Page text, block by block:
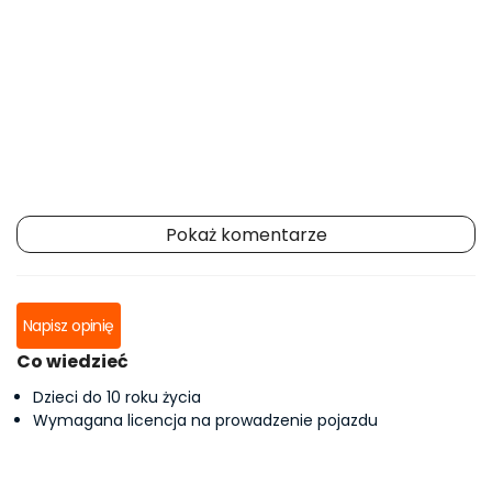
Pokaż komentarze
Napisz opinię
Co wiedzieć
Dzieci do 10 roku życia
Wymagana licencja na prowadzenie pojazdu